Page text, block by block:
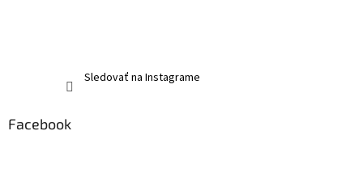
Sledovať na Instagrame
Facebook